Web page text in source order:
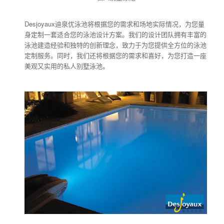
Desjoyaux迪泉优泳池将根据您的需求和场地实际情况，为您量
身定制一套适合您的泳池设计方案。我们的设计团队拥有丰富的
泳池建造经验和独特的创新理念，致力于为您提供全方位的泳池
定制服务。同时，我们还将根据您的需求和喜好，为您打造一座
美观又实用的私人别墅泳池。